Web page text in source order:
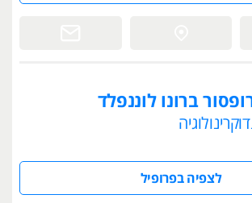
ברונו לוננפלד
לצפיה בפרופיל